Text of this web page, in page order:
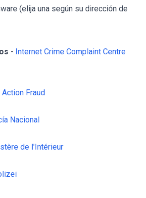
(elija una según su dirección de
- Internet Crime Complaint Centre
Action Fraud
Nacional
de l'Intérieur